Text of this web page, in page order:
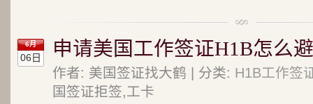
6月
06日 申请美国工作签证H1B怎么
作者: 美国签证找大鹤 | 分类: H1B工作签
国签证拒签,工卡